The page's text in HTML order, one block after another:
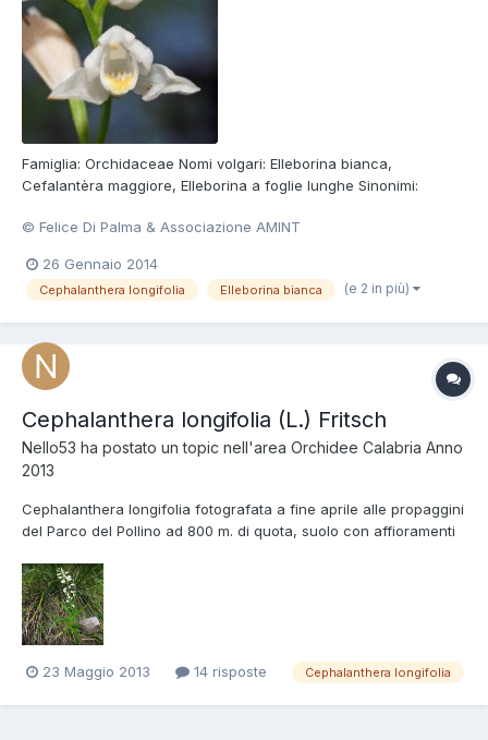
Famiglia: Orchidaceae Nomi volgari: Elleborina bianca,
Cefalantèra maggiore, Elleborina a foglie lunghe Sinonimi:
Xiphophyllum Rchb., Serapias helleborine L. var. longifolia L.,
© Felice Di Palma & Associazione AMINT
26 Gennaio 2014
Cephalanthera longifolia Elleborina bianca (e 2 in più)
Cephalanthera longifolia (L.) Fritsch
Nello53 ha postato un topic nell'area Orchidee Calabria Anno
2013
Cephalanthera longifolia fotografata a fine aprile alle propaggini
del Parco del Pollino ad 800 m. di quota, suolo con affioramenti
23 Maggio 2013 14 risposte Cephalanthera longifolia